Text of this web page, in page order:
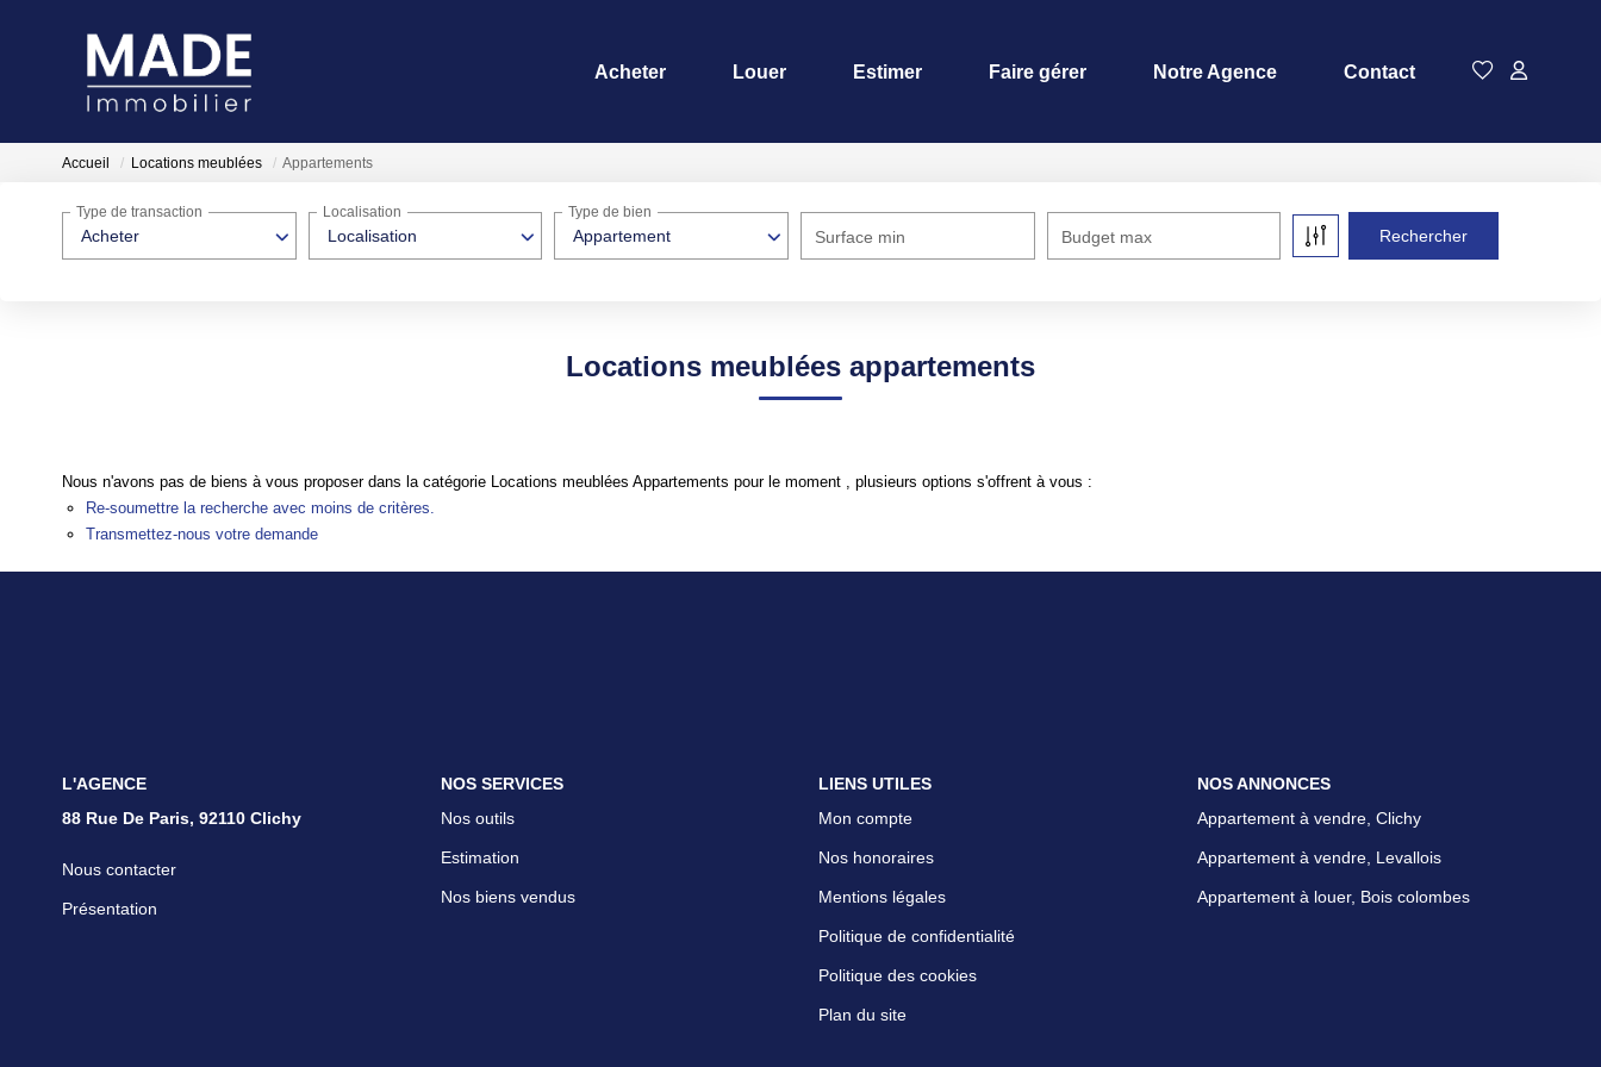
Acheter Louer Estimer Faire gérer Notre Agence Contact
Accueil Locations meublées Appartements
Acheter
Type de transaction
Localisation
Localisation
Appartement
Type de bien
Surface min Budget max
Locations meublées appartements
Nous n'avons pas de biens à vous proposer dans la catégorie Locations meublées Appartements pour le moment , plusieurs options s'offrent à vous :
Re-soumettre la recherche avec moins de critères.
Transmettez-nous votre demande
L'AGENCE
88 Rue De Paris, 92110 Clichy
Nous contacter
Présentation
NOS SERVICES
Nos outils
Estimation
Nos biens vendus
LIENS UTILES
Mon compte
Nos honoraires
Mentions légales
Politique de confidentialité
Politique des cookies
Plan du site
NOS ANNONCES
Appartement à vendre, Clichy
Appartement à vendre, Levallois
Appartement à louer, Bois colombes